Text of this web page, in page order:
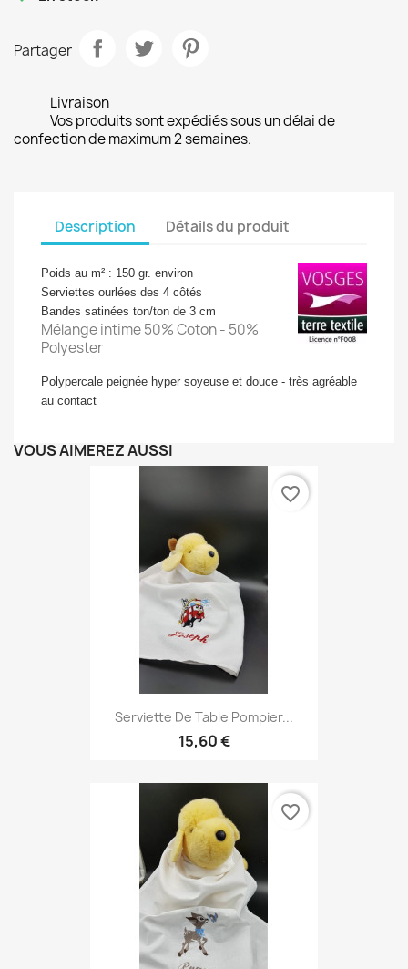
Partager
Livraison
Vos produits sont expédiés sous un délai de
confection de maximum 2 semaines.
Description Détails du produit
Poids au m² : 150 gr. environ
Serviettes ourlées des 4 côtés
Bandes satinées ton/ton de 3 cm
Mélange intime 50% Coton - 50%
Polyester
Polypercale peignée hyper soyeuse et douce - très agréable
au contact
VOUS AIMEREZ AUSSI
Serviette De Table Pompier...
15,60 €
favorite_border
favorite_border